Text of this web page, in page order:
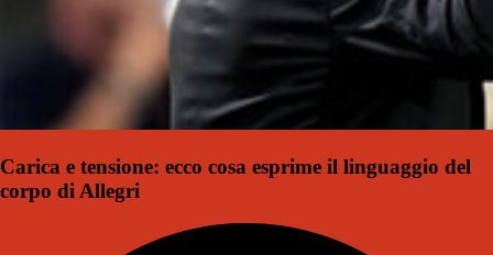
Carica e tensione: ecco cosa esprime il linguaggio del
corpo di Allegri